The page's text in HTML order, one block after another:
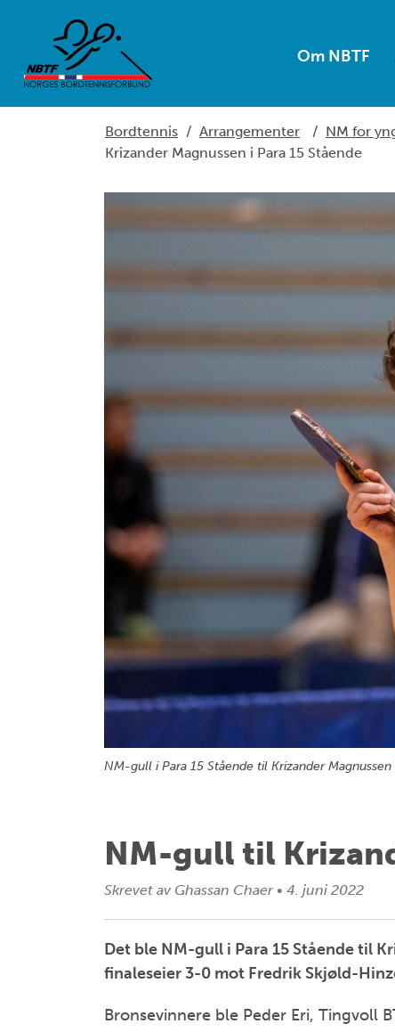
Om NBTF
Bordtennis / Arrangementer / NM for
Krizander Magnussen i Para 15 Stående
NM-gull i Para 15 Stående til Krizander
NM-gull til
Skrevet av Ghassan Chaer • 4. juni 2022
Det ble NM-gull i Para 15 Stående til
finaleseier 3-0 mot Fredrik Skjøld-
Bronsevinnere ble Peder Eri, Tingvoll